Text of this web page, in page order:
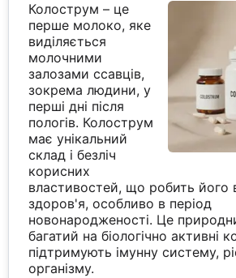
Колострум – це
перше молоко, яке
виділяється
молочними
залозами ссавців,
зокрема людини, у
перші дні після
пологів. Колострум
має унікальний
склад і безліч
корисних
властивостей, що робить його
здоров'я, особливо в період
новонародженості. Це
багатий на біологічно активні
підтримують імунну систему,
організму.